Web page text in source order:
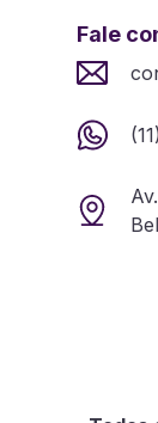
Fale